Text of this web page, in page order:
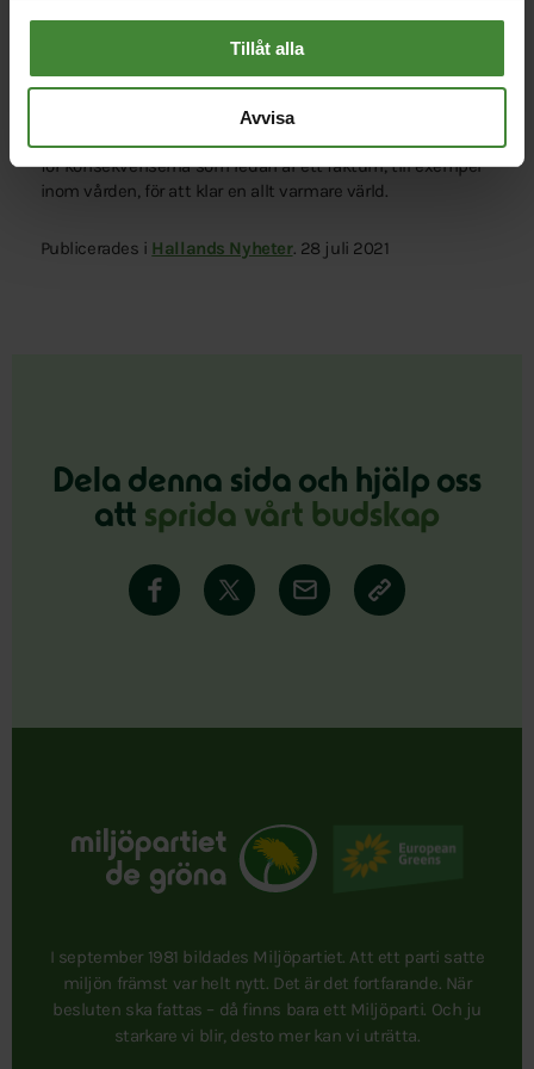
Tillåt alla
Avvisa
Vi måste sänka våra nationella utsläpp samt fortsätta vara
en ambitiös internationell aktör för att få ner den samlade
globala utsläppen. Samtidigt måste vi rusta vårt samhälle
för konsekvenserna som redan är ett faktum, till exempel
inom vården, för att klar en allt varmare värld.
Publicerades i Hallands Nyheter. 28 juli 2021
Dela denna sida och hjälp oss
att sprida vårt budskap
I september 1981 bildades Miljöpartiet. Att ett parti satte
miljön främst var helt nytt. Det är det fortfarande. När
besluten ska fattas – då finns bara ett Miljöparti. Och ju
starkare vi blir, desto mer kan vi uträtta.